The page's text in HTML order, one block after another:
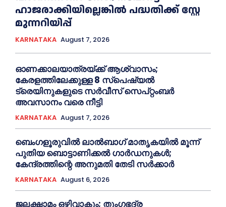
ഹാജരാക്കിയില്ലെങ്കിൽ പദ്ധതിക്ക് സ്റ്റേ
മുന്നറിയിപ്പ്
KARNATAKA August 7, 2026
ഓണക്കാലയാത്രയ്ക്ക് ആശ്വാസം;
കേരളത്തിലേക്കുള്ള 8 സ്പെഷ്യൽ
ട്രെയിനുകളുടെ സർവീസ് സെപ്റ്റംബർ
അവസാനം വരെ നീട്ടി
KARNATAKA August 7, 2026
ബെംഗളൂരുവിൽ ലാൽബാഗ് മാതൃകയിൽ മൂന്ന്
പുതിയ ബൊട്ടാണിക്കൽ ഗാർഡനുകൾ;
കേന്ദ്രത്തിന്റെ അനുമതി തേടി സർക്കാർ
KARNATAKA August 6, 2026
ജലക്ഷാമം ഒഴിവാകും; തുംഗഭദ്ര